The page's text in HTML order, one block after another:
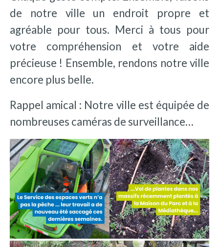
de notre ville un endroit propre et
agréable pour tous. Merci à tous pour
votre compréhension et votre aide
précieuse ! Ensemble, rendons notre ville
encore plus belle.
Rappel amical : Notre ville est équipée de
nombreuses caméras de surveillance…